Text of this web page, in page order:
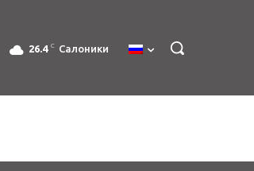
26.4 C Салоники